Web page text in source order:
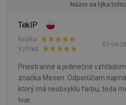
Názor sa týka
TeklP
07-04-
Kvalita:
Vzhľad:
Priestranné a jedinečné
značka Mexen. Odporúčam
ktorý má neobvyklú farbu, teda
tvar.